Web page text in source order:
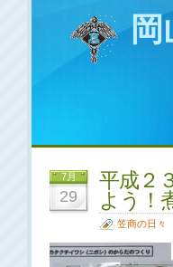
7月
29
平成２
よう！
笠商の日々